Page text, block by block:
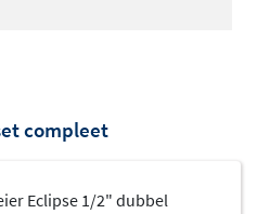
compleet
Eclipse 1/2" dubbel